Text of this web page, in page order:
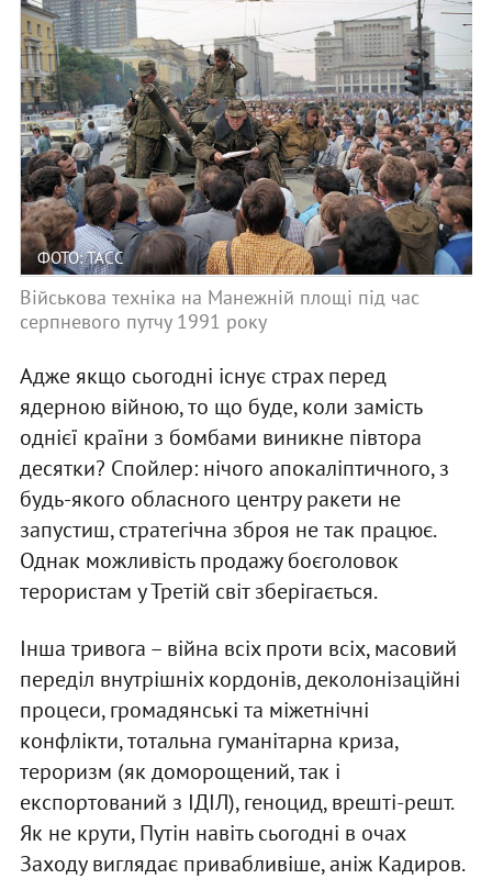
ФОТО: ТАСС
Військова техніка на Манежній площі під час
серпневого путчу 1991 року
Адже якщо сьогодні існує страх перед
ядерною війною, то що буде, коли замість
однієї країни з бомбами виникне півтора
десятки? Спойлер: нічого апокаліптичного, з
будь-якого обласного центру ракети не
запустиш, стратегічна зброя не так працює.
Однак можливість продажу боєголовок
терористам у Третій світ зберігається.
Інша тривога – війна всіх проти всіх, масовий
переділ внутрішніх кордонів, деколонізаційні
процеси, громадянські та міжетнічні
конфлікти, тотальна гуманітарна криза,
тероризм (як доморощений, так і
експортований з ІДІЛ), геноцид, врешті-решт.
Як не крути, Путін навіть сьогодні в очах
Заходу виглядає привабливіше, аніж Кадиров.